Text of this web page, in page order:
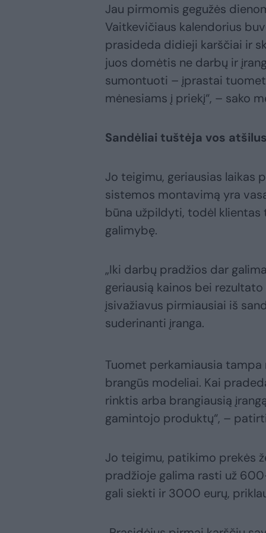
Jau pirmomis gegužės
Vaitkevičiaus kalendorius
prasideda didieji karščiai ir
juos domėtis ne darbų ir
sumontuoti – įprastai
mėnesiams į priekį“, – sako
Sandėliai tuštėja vos atšilus
Jo teigimu, geriausias
sistemos montavimą yra
būna užpildyti, todėl klientas
galimybę.
„Iki darbų pradžios dar
geriausią kainos bei
įsivažiavus pirmiausiai iš
suderinanti įranga.
Tuomet perkamiausia tampa
brangūs modeliai. Kai
rinktis arba brangiausią
gamintojo produktų“, –
Jo teigimu, patikimo prekės
pradžioje galima rasti už
gali siekti ir 3000 eurų,